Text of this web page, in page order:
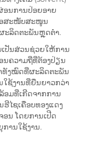
ອນການປ່ອຍອາຍ
ອສະໜັບສະໜູນ
ະລິດຕະພັນຫຼຸດຕໍ່າ.
ເປັນສ່ວນຊ່ວຍໃຫ້ການ
ຄວາມຖີ່ທີ່ຕ້ອງປ່ຽນ
ທັງໝົດທີ່ຜະລິດຕະພັນ
ໃຊ້ງານທີ່ຍືນຍາວກວ່າ
ອມທີ່ເກີດຈາກການ
ໄຊເຄືອບທອງແດງ
ອນ ໂດຍການເປີດ
ານໃຊ້ງານ.